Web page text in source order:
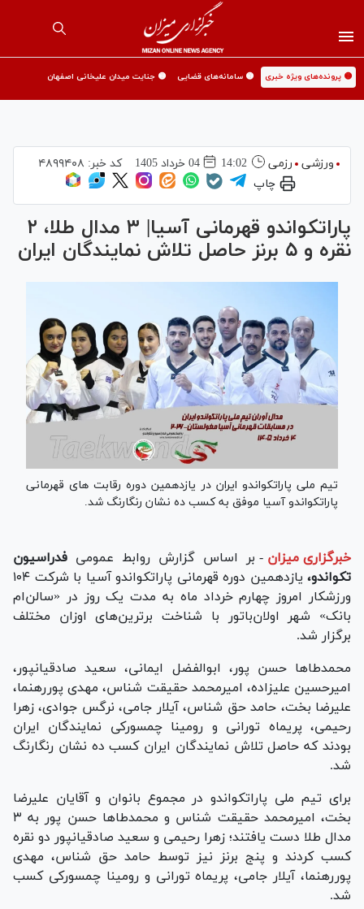
🟡 پرونده‌های ویژه خبری 🟡 سامانه‌های قضایی 🟡 جنایت میدان علیخانی اصفهان
ورزشی رزمی 14:02 04 خرداد 1405 کد خبر: ۴۸۹۹۴۰۸
چاپ
پاراتکواندو قهرمانی آسیا| ۳ مدال طلا، ۲
نقره و ۵ برنز حاصل تلاش نمایندگان ایران
تیم ملی پاراتکواندو ایران در یازدهمین دوره رقابت های قهرمانی
پاراتکواندو آسیا موفق به کسب ده نشان رنگارنگ شد.
خبرگزاری میزان - بر اساس گزارش روابط عمومی فدراسیون
تکواندو،
یازدهمین دوره قهرمانی پاراتکواندو آسیا با شرکت ۱۰۴
ورزشکار امروز چهارم خرداد ماه به مدت یک روز در «سالن‌ام
بانک» شهر اولان‌باتور با شناخت برترین‌های اوزان مختلف
برگزار شد.
محمدطا‌ها حسن پور، ابوالفضل ایمانی، سعید صادقیانپور،
امیرحسین علیزاده، امیرمحمد حقیقت شناس، مهدی پوررهنما،
علیرضا بخت، حامد حق شناس، آیلار جامی، نرگس جوادی، زهرا
رحیمی، پریماه تورانی و رومینا چمسورکی نمایندگان ایران
بودند که حاصل تلاش نمایندگان ایران کسب ده نشان رنگارنگ
شد.
برای تیم ملی پاراتکواندو در مجموع بانوان و آقایان علیرضا
بخت، امیرمحمد حقیقت شناس و محمدطا‌ها حسن پور به ۳
مدال طلا دست یافتند؛ زهرا رحیمی و سعید صادقیانپور دو نقره
کسب کردند و پنج برنز نیز توسط حامد حق شناس، مهدی
پوررهنما، آیلار جامی، پریماه تورانی و رومینا چمسورکی کسب
شد.